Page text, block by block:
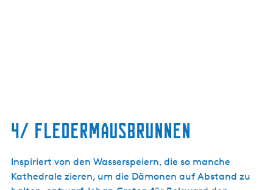
4/ Fledermausbrunnen
Inspiriert von den Wasserspeiern, die so manche
Kathedrale zieren, um die Dämonen auf Abstand zu